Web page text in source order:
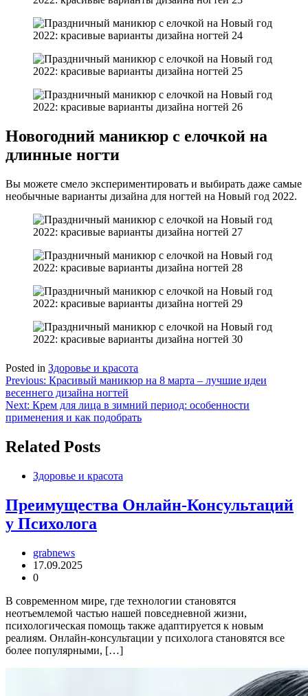
Новогодний маникюр с елочкой на
длинные ногти
Вы можете смело экспериментировать и выбирать даже самые
необычные варианты дизайна для ногтей на Новый год 2022.
Posted in Здоровье и красота
Навигация
по
записям
Previous: Красивый маникюр на 8 марта – лучшие идеи
весеннего дизайна ногтей
Next: Крем для лица в зимний период: особенности
применения и как подобрать
Related Posts
Здоровье и красота
Преимущества Онлайн-Консультаций
у Психолога
grabnews
17.09.2025
0
В современном мире, где технологии становятся
неотъемлемой частью нашей повседневной жизни,
психологическая помощь также адаптируется к новым
реалиям. Онлайн-консультации у психолога становятся все
более популярными, […]